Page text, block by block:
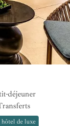
déjeuner
hôtel de luxe